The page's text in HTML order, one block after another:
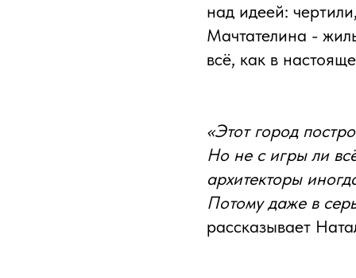
над идеей:
Мачтателина -
всё, как в
«Этот город
Но не с игры ли
архитекторы
Потому даже в
рассказывает